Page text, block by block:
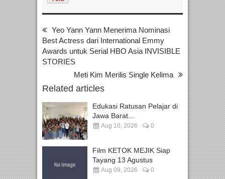
Yeo Yann Yann Menerima Nominasi
Best Actress dari International Emmy
Awards untuk Serial HBO Asia INVISIBLE
STORIES
Meti Kim Merilis Single Kelima
Related articles
Edukasi Ratusan Pelajar di
Jawa Barat...
Aug 10, 2026 0
Film KETOK MEJIK Siap
Tayang 13 Agustus
Aug 09, 2026 0